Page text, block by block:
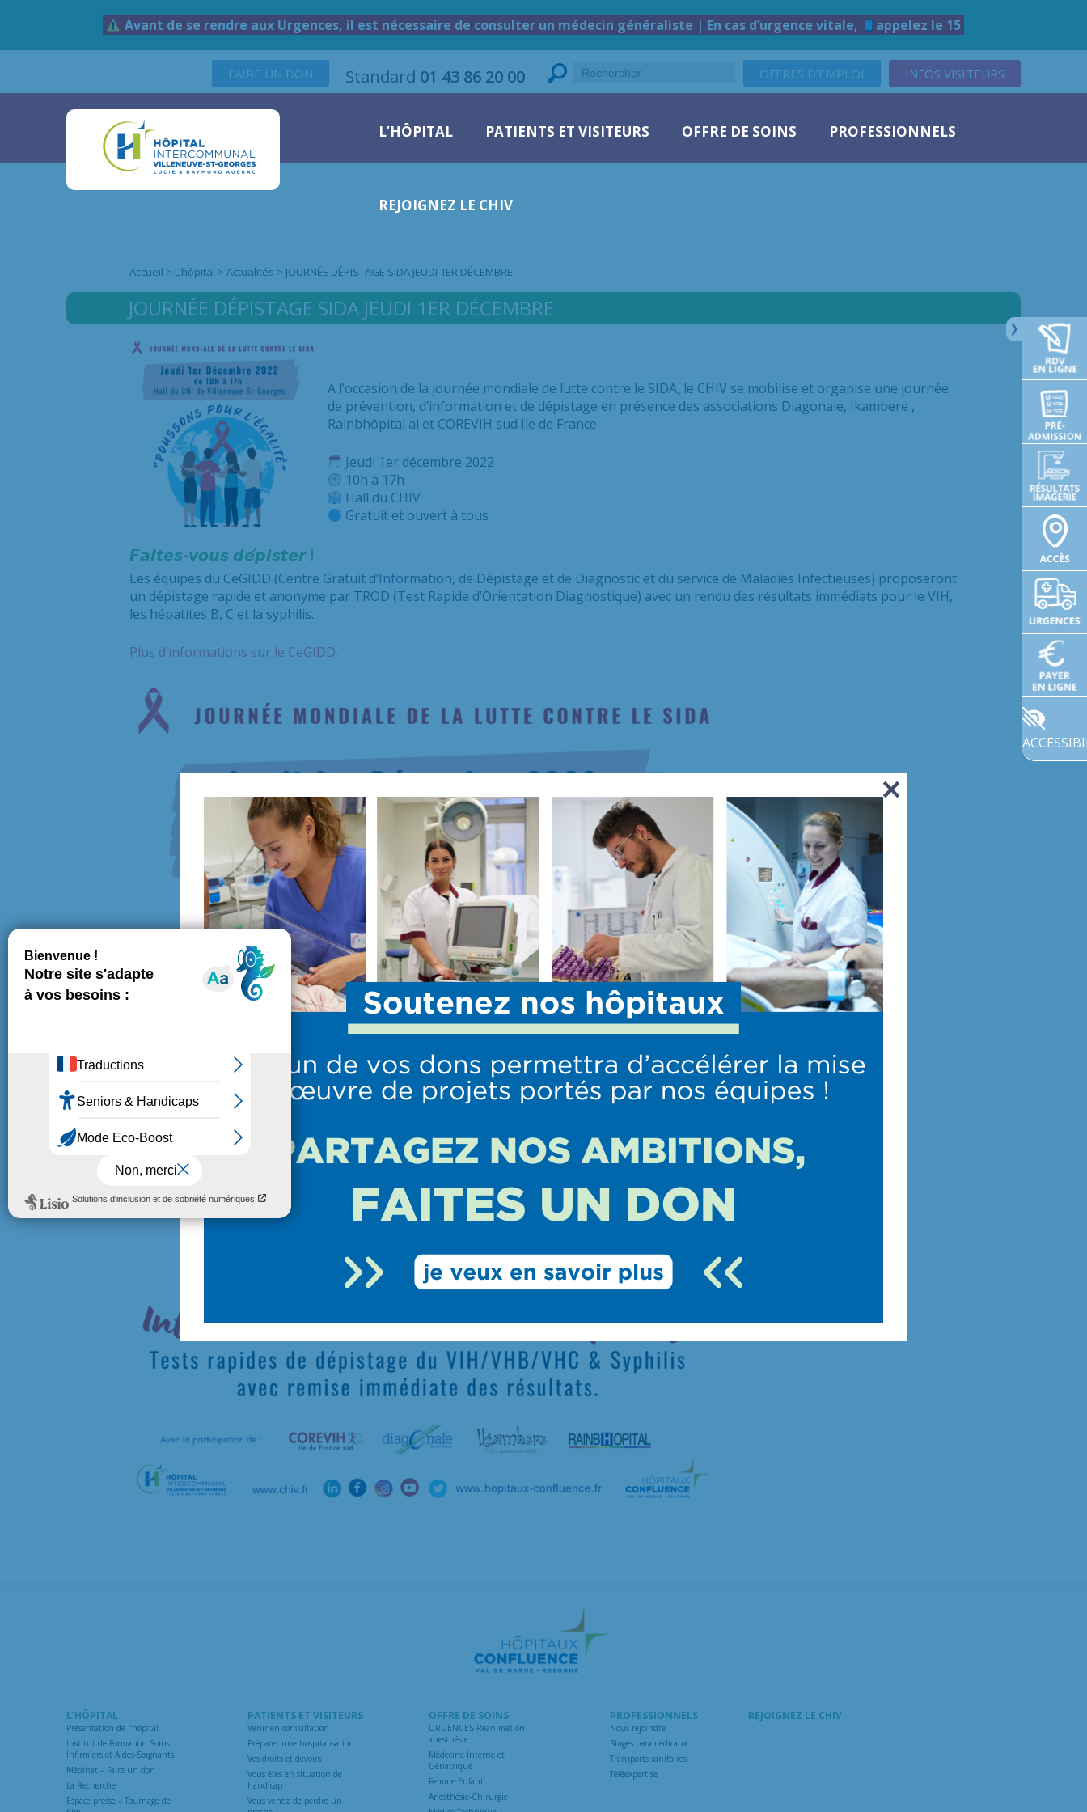
Avant de se rendre aux Urgences, il est nécessaire de consulter un médecin généraliste | En cas d’urgence vitale, appelez le 15
INFOS VISITEURS
OFFRES D'EMPLOI
Standard 01 43 86 20 00
FAIRE UN DON
L’HÔPITAL PATIENTS ET VISITEURS OFFRE DE SOINS PROFESSIONNELS
REJOIGNEZ LE CHIV
Accueil > L’hôpital > Actualités > JOURNÉE DÉPISTAGE SIDA JEUDI 1ER DÉCEMBRE
JOURNÉE DÉPISTAGE SIDA JEUDI 1ER DÉCEMBRE
A l’occasion de la journée mondiale de lutte contre le SIDA, le CHIV se mobilise et organise une journée
de prévention, d’information et de dépistage en présence des associations Diagonale, Ikambere ,
Rainbhôpital al et COREVIH sud Ile de France
Jeudi 1er décembre 2022
10h à 17h
Hall du CHIV
Gratuit et ouvert à tous
𝙁𝙖𝙞𝙩𝙚𝙨-𝙫𝙤𝙪𝙨 𝙙𝙚́𝙥𝙞𝙨𝙩𝙚𝙧 !
Les équipes du CeGIDD (Centre Gratuit d’Information, de Dépistage et de Diagnostic et du service de Maladies Infectieuses) proposeront
un dépistage rapide et anonyme par TROD (Test Rapide d’Orientation Diagnostique) avec un rendu des résultats immédiats pour le VIH,
les hépatites B, C et la syphilis.
Plus d’informations sur le CeGIDD.
L’HÔPITAL
Présentation de l’hôpital
Institut de Formation Soins
Infirmiers et Aides-Soignants
Mécénat – Faire un don
La Recherche
Espace presse – Tournage de
PATIENTS ET VISITEURS
Venir en consultation
Préparer une hospitalisation
Vos droits et devoirs
Vous êtes en situation de
handicap
Vous venez de perdre un
OFFRE DE SOINS
URGENCES Réanimation
anesthésie
Médecine Interne et
Gériatrique
Femme Enfant
Anesthésie-Chirurgie
PROFESSIONNELS
Nous rejoindre
Stages paramédicaux
Transports sanitaires
Téléexpertise
REJOIGNEZ LE CHIV